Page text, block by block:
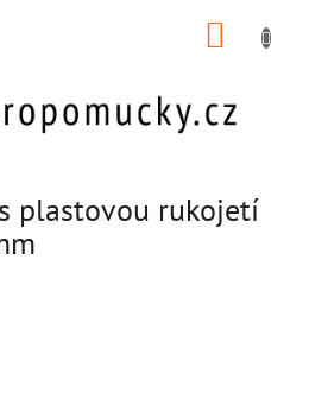
plastovou rukojetí